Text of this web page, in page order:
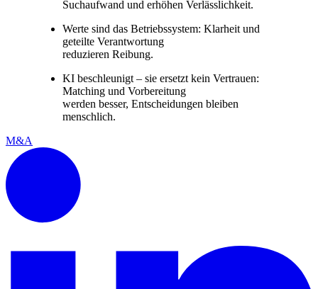
Suchaufwand und erhöhen Verlässlichkeit.
Werte sind das Betriebssystem: Klarheit und
geteilte Verantwortung
reduzieren Reibung.
KI beschleunigt – sie ersetzt kein Vertrauen:
Matching und Vorbereitung
werden besser, Entscheidungen bleiben
menschlich.
M&A